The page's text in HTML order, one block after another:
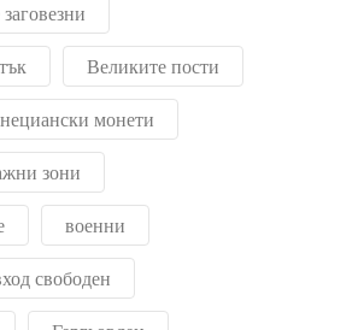
Великите пости
монети
зони
военни
свободен